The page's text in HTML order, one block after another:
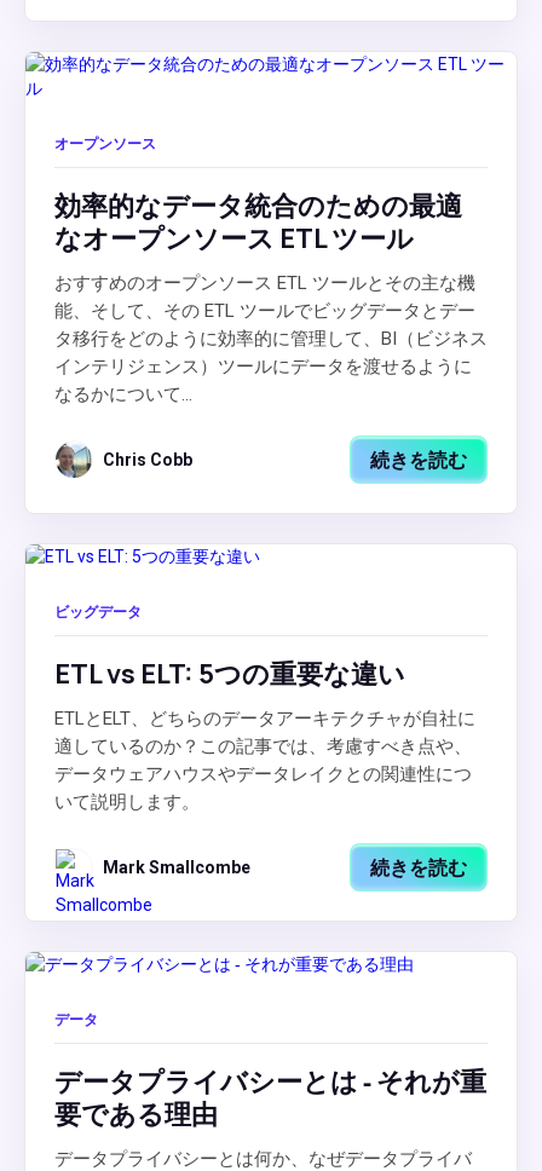
オープンソース
効率的なデータ統合のための最適
なオープンソース ETL ツール
おすすめのオープンソース ETL ツールとその主な機
能、そして、その ETL ツールでビッグデータとデー
タ移行をどのように効率的に管理して、BI（ビジネス
インテリジェンス）ツールにデータを渡せるように
なるかについて...
Chris Cobb 続きを読む
ビッグデータ
ETL vs ELT: 5つの重要な違い
ETLとELT、どちらのデータアーキテクチャが自社に
適しているのか？この記事では、考慮すべき点や、
データウェアハウスやデータレイクとの関連性につ
いて説明します。
Mark Smallcombe 続きを読む
データ
データプライバシーとは ‐ それが重
要である理由
データプライバシーとは何か、なぜデータプライバ